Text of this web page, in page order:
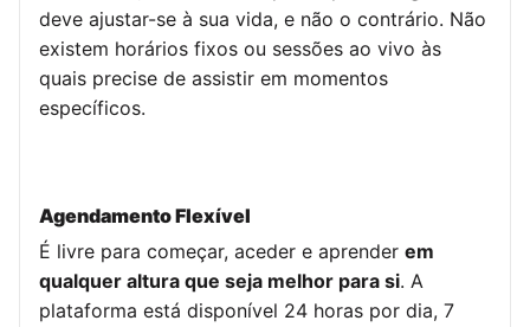
deve ajustar-se à sua vida, e não o contrário. Não
existem horários fixos ou sessões ao vivo às
quais precise de assistir em momentos
específicos.
Agendamento Flexível
É livre para começar, aceder e aprender em
qualquer altura que seja melhor para si. A
plataforma está disponível 24 horas por dia, 7